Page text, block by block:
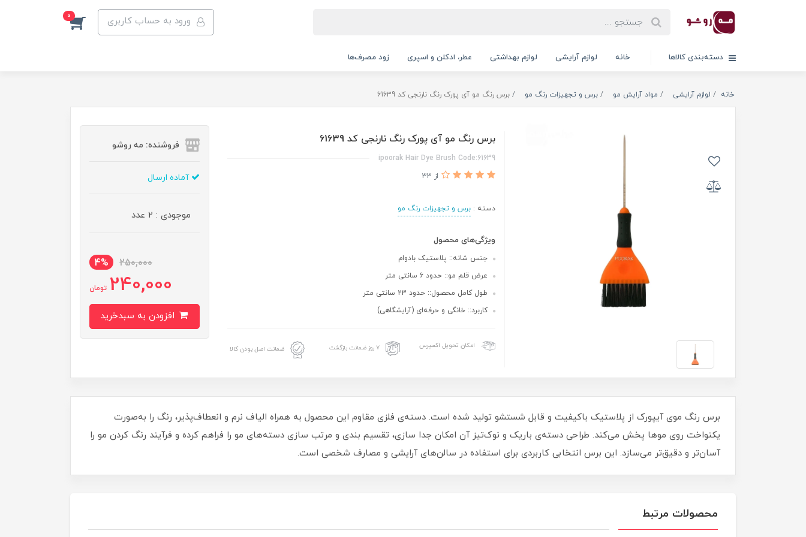
ورود به حساب کاربری 0
دسته‌بندی کالاها خانه لوازم آرایشی لوازم بهداشتی عطر، ادکلن و اسپری زود مصرف‌ها
خانه لوازم آرایشی مواد آرایش مو برس و تجهیزات رنگ مو برس رنگ مو آی پورک رنگ نارنجی کد 61639
برس رنگ مو آی پورک رنگ نارنجی کد 61639
ipoorak Hair Dye Brush Code:61639
از 33
دسته :برس و تجهیزات رنگ مو
ویژگی‌های محصول
جنس شانه:: پلاستیک بادوام
عرض قلم مو:: حدود 6 سانتی متر
طول کامل محصول:: حدود 23 سانتی متر
کاربرد:: خانگی و حرفه‌ای (آرایشگاهی)
امکان تحویل اکسپرس ۷ روز ضمانت بازگشت ضمانت اصل بودن کالا
فروشنده: مه رو‌شو
آماده ارسال
موجودی : 2 عدد
250,000
4%
240,000 تومان
برس رنگ موی آیپورک از پلاستیک باکیفیت و قابل شستشو تولید شده است. دسته‌ی فلزی مقاوم این محصول به همراه الیاف نرم و انعطاف‌پذیر، رنگ را به‌صورت
یکنواخت روی موها پخش می‌کند. طراحی دسته‌ی باریک و نوک‌تیز آن امکان جدا سازی، تقسیم‌ بندی و مرتب‌ سازی دسته‌های مو را فراهم کرده و فرآیند رنگ کردن مو را
آسان‌تر و دقیق‌تر می‌سازد. این برس انتخابی کاربردی برای استفاده در سالن‌های آرایشی و مصارف شخصی است.
محصولات مرتبط